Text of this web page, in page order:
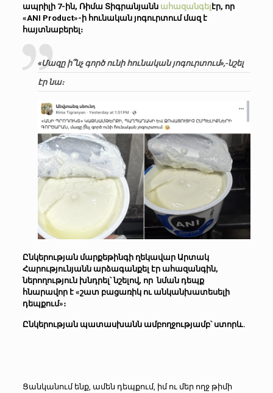
ապրիլի 7-ին, Ռիմա Տիգրանյանն ահազանգելէր, որ
«ANI Product»-ի հունական յոգուրտում մազ է
հայտնաբերել։
«Մազը ի՞նչ գործ ունի հունական յոգուրտում»,-նշել
էր նա։
Ընկերության մարքեթինգի ղեկավար Արտակ
Հարությունյանն արձագանքել էր ահազանգին,
ներողություն խնդրել՝ նշելով, որ նման դեպք
հնարավոր է «շատ բացառիկ ու անկանխատեսելի
դեպքում»։
Ընկերության պատասխանն ամբողջությամբ՝ ստորև.
Ցանկանում ենք, ամեն դեպքում, իմ ու մեր ողջ թիմի